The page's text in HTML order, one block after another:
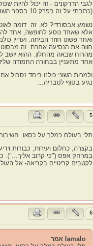
לגבי הדרקונים - זה יכול להיות
(כתבתי על זה בפרק 10 בספר השני, מה אומר כל זוג מזלות מבחינת תקופה גלגולית).
נשמע אבסורדי? לא. זה דומה
אלא שאחד נוסע לחופשה, אחד
ואחר פשוט חוזר הביתה. ועדיין
חווה את הנסיעה אחרת. זה מבסוט
מהרוח שבאה מהחלון. ההוא יושב
אחד מתעניין בבחורה החמודה
ולמרות השוני כולנו ביחד נסבול
נגיע בסוף לטבריה...
5
תלי בעולם כמלך על כסאו.
בקצרה, כחלום ועירות, כבורות
במרחק אפס ("כי קרוב אליך...").
לקטבים קריטיים בקריאה- אל
6
lamalo אמר